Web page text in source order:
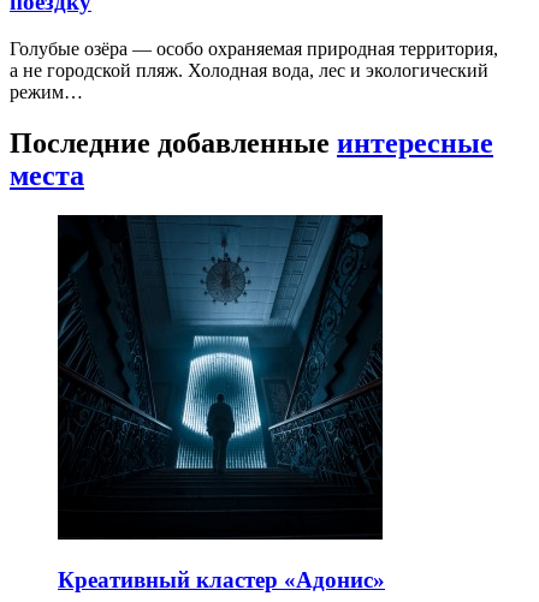
Голубые озёра — особо охраняемая природная территория,
а не городской пляж. Холодная вода, лес и экологический
режим…
Последние добавленные интересные
места
Креативный кластер «Адонис»